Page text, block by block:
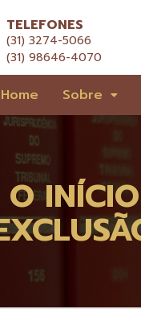
TELEFONES
(31) 3274-5066
(31) 98646-4070
Home Sobre